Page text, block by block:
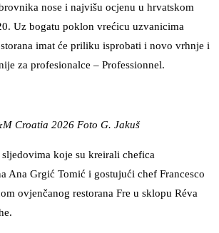
nose i najvišu ocjenu u hrvatskom
Uz bogatu poklon vrećicu uzvanicima
imat će priliku isprobati i novo vrhnje i
za profesionalce – Professionnel.
Croatia 2026 Foto G. Jakuš
koje su kreirali chefica
Ana Grgić Tomić i gostujući chef Francesco
ovjenčanog restorana Fre u sklopu Réva